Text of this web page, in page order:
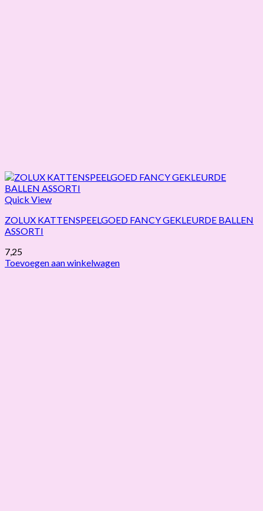
Quick View
ZOLUX KATTENSPEELGOED FANCY GEKLEURDE BALLEN
ASSORTI
7,25
Toevoegen aan winkelwagen